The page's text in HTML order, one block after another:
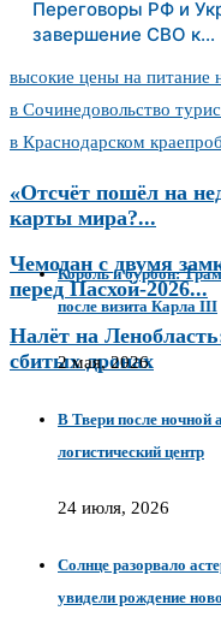
Переговоры РФ и
завершение СВО к…
высокие цены на питание
в Сочинедовольство
в Краснодарском крае
«Отсчёт пошёл на
карты мира?...
Чемодан с двумя
перед Пасхой-2026...
Налёт на
сбитых дронах
Король и бурбон:
после визита Карла III
2 мая, 2026
В Твери после ночной
логистический центр
24 июля, 2026
Солнце разорвало
увидели рождение